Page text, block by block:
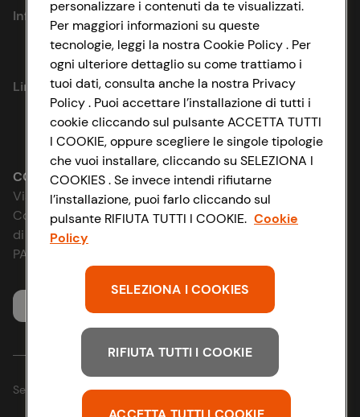
Informazioni
Privacy Policy
Cookie Policy
Impostazioni Cookie
Accessibilità
D&I e Parità di Genere
Strategia Fiscale
Link utili
Lavora con noi
Le cooperative
News & Approfondimenti
Richiami prodotto
Whistleblowing
CONAD SOCIETÀ COOPERATIVA
Via Michelino, 59 | 40127 BOLOGNA
Codice Fiscale e Registro Imprese
di Bologna 00865960157
PARTITA IVA 03320960374
Seguici sui Social:
personalizzare i contenuti da te visualizzati.
Per maggiori informazioni su queste
tecnologie, leggi la nostra Cookie Policy . Per
ogni ulteriore dettaglio su come trattiamo i
tuoi dati, consulta anche la nostra Privacy
Policy . Puoi accettare l’installazione di tutti i
cookie cliccando sul pulsante ACCETTA TUTTI
I COOKIE, oppure scegliere le singole tipologie
che vuoi installare, cliccando su SELEZIONA I
COOKIES . Se invece intendi rifiutarne
l’installazione, puoi farlo cliccando sul
pulsante RIFIUTA TUTTI I COOKIE. Cookie
Policy
SELEZIONA I COOKIES
RIFIUTA TUTTI I COOKIE